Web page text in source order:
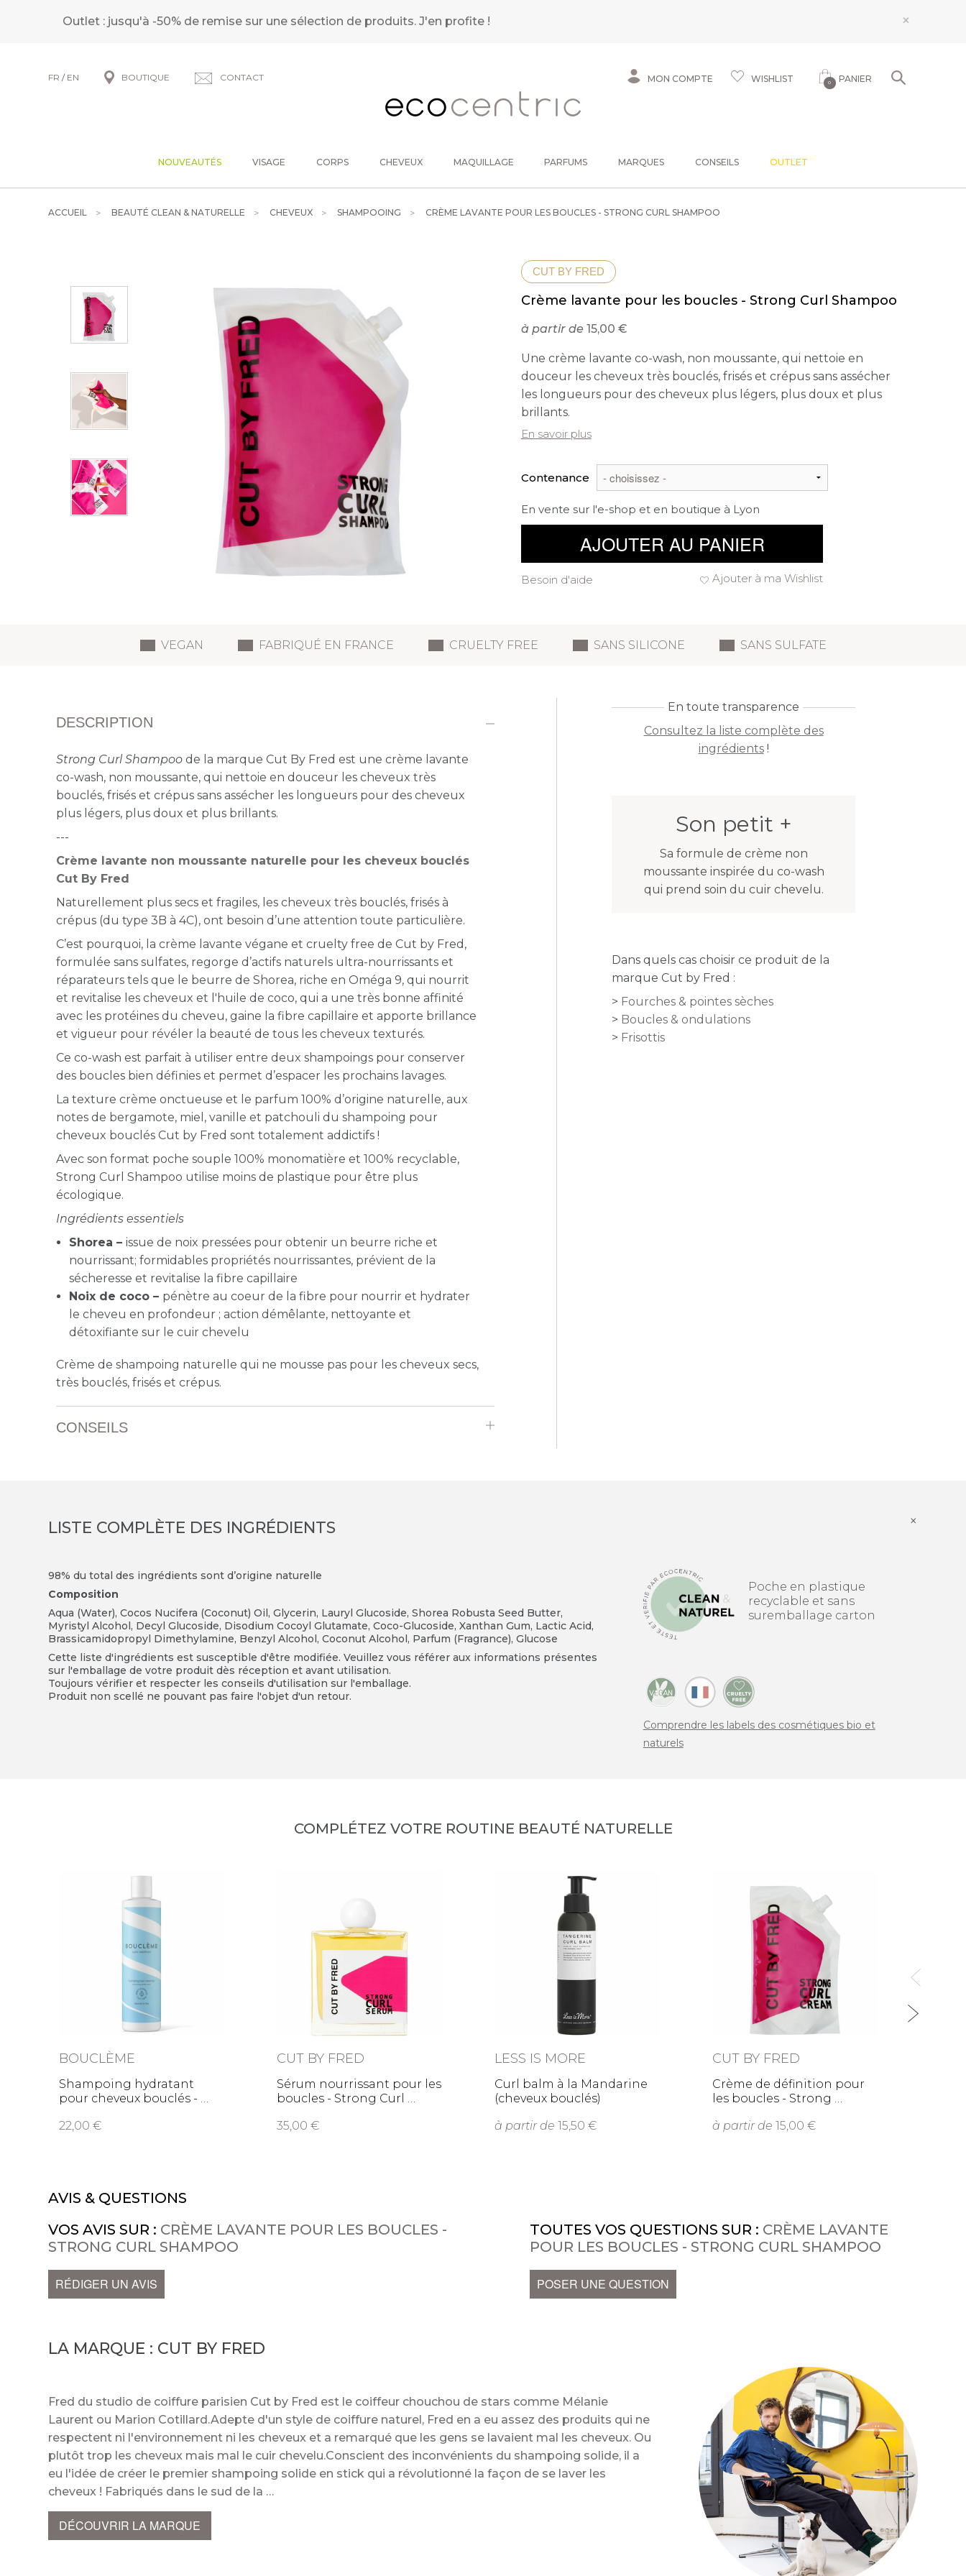
Outlet : jusqu'à -50% de remise sur une sélection de produits.J'en profite ! ×
FR / EN BOUTIQUE CONTACT MON COMPTE WISHLIST 0 PANIER
NOUVEAUTÉS VISAGE CORPS CHEVEUX MAQUILLAGE PARFUMS MARQUES CONSEILS OUTLET
ACCUEIL BEAUTÉ CLEAN & NATURELLE CHEVEUX SHAMPOOING CRÈME LAVANTE POUR LES BOUCLES - STRONG CURL SHAMPOO
CUT BY FRED
Crème lavante pour les boucles - Strong Curl Shampoo
à partir de15,00
Une crème lavante co-wash, non moussante, qui nettoie en
douceur les cheveux très bouclés, frisés et crépus sans assécher
les longueurs pour des cheveux plus légers, plus doux et plus
brillants.
En savoir plus
Contenance
En vente sur l'e-shop et en boutique à Lyon
AJOUTER AU PANIER
Ajouter à ma Wishlist
Besoin d'aide
VEGAN FABRIQUÉ EN FRANCE CRUELTY FREE SANS SILICONE SANS SULFATE
DESCRIPTION
Strong Curl Shampoo de la marque Cut By Fred est une crème lavante
co-wash, non moussante, qui nettoie en douceur les cheveux très
bouclés, frisés et crépus sans assécher les longueurs pour des cheveux
plus légers, plus doux et plus brillants.
---
Crème lavante non moussante naturelle pour les cheveux bouclés
Cut By Fred
Naturellement plus secs et fragiles, les cheveux très bouclés, frisés à
crépus (du type 3B à 4C), ont besoin d’une attention toute particulière.
C’est pourquoi, la crème lavante végane et cruelty free de Cut by Fred,
formulée sans sulfates, regorge d’actifs naturels ultra-nourrissants et
réparateurs tels que le beurre de Shorea, riche en Oméga 9, qui nourrit
et revitalise les cheveux et l'huile de coco, qui a une très bonne affinité
avec les protéines du cheveu, gaine la fibre capillaire et apporte brillance
et vigueur pour révéler la beauté de tous les cheveux texturés.
Ce co-wash est parfait à utiliser entre deux shampoings pour conserver
des boucles bien définies et permet d’espacer les prochains lavages.
La texture crème onctueuse et le parfum 100% d’origine naturelle, aux
notes de bergamote, miel, vanille et patchouli du shampoing pour
cheveux bouclés Cut by Fred sont totalement addictifs !
Avec son format poche souple 100% monomatière et 100% recyclable,
Strong Curl Shampoo utilise moins de plastique pour être plus
écologique.
Ingrédients essentiels
Shorea – issue de noix pressées pour obtenir un beurre riche et
nourrissant; formidables propriétés nourrissantes, prévient de la
sécheresse et revitalise la fibre capillaire
Noix de coco – pénètre au coeur de la fibre pour nourrir et hydrater
le cheveu en profondeur ; action démêlante, nettoyante et
détoxifiante sur le cuir chevelu
Crème de shampoing naturelle qui ne mousse pas pour les cheveux secs,
très bouclés, frisés et crépus.
CONSEILS
En toute transparence
Consultez la liste complète des
ingrédients!
Son petit +
Sa formule de crème non
moussante inspirée du co-wash
qui prend soin du cuir chevelu.
Dans quels cas choisir ce produit de la
marque Cut by Fred :
Fourches & pointes sèches
Boucles & ondulations
Frisottis
LISTE COMPLÈTE DES INGRÉDIENTS ×
98% du total des ingrédients sont d’origine naturelle
Composition
Aqua (Water), Cocos Nucifera (Coconut) Oil, Glycerin, Lauryl Glucoside, Shorea Robusta Seed Butter,
MyristylAlcohol, Decyl Glucoside, Disodium Cocoyl Glutamate, Coco-Glucoside, Xanthan Gum, Lactic Acid,
Brassicamidopropyl Dimethylamine, Benzyl Alcohol, Coconut Alcohol, Parfum (Fragrance), Glucose
Cette liste d'ingrédients est susceptible d'être modifiée. Veuillez vous référer aux informations présentes
sur l'emballage de votre produit dès réception et avant utilisation.
Toujours vérifier et respecter les conseils d'utilisation sur l'emballage.
Produit non scellé ne pouvant pas faire l'objet d'un retour.
Poche en plastique
recyclable et sans
suremballage carton
Comprendre les labels des cosmétiques bio et
naturels
COMPLÉTEZ VOTRE ROUTINE BEAUTÉ NATURELLE
BOUCLÈME
Shampoing hydratant
pour cheveux bouclés -
22,00
CUT BY FRED
Sérum nourrissant pour les
boucles - Strong Curl
35,00
LESS IS MORE
Curl balm à la Mandarine
(cheveux bouclés)
à partir de 15,50
CUT BY FRED
Crème de définition pour
les boucles - Strong
à partir de 15,00
AVIS & QUESTIONS
VOS AVIS SUR : CRÈME LAVANTE POUR LES BOUCLES -
STRONG CURL SHAMPOO
RÉDIGER UN AVIS
TOUTES VOS QUESTIONS SUR : CRÈME LAVANTE
POUR LES BOUCLES - STRONG CURL SHAMPOO
POSER UNE QUESTION
LA MARQUE : CUT BY FRED
Fred du studio de coiffure parisien Cut by Fred est le coiffeur chouchou de stars comme Mélanie
Laurent ou Marion Cotillard.Adepte d'un style de coiffure naturel, Fred en a eu assez des produits qui ne
respectent ni l'environnement ni les cheveux et a remarqué que les gens se lavaient mal les cheveux. Ou
plutôt trop les cheveux mais mal le cuir chevelu.Conscient des inconvénients du shampoing solide, il a
eu l'idée de créer le premier shampoing solide en stick qui a révolutionné la façon de se laver les
cheveux ! Fabriqués dans le sud de la
DÉCOUVRIR LA MARQUE